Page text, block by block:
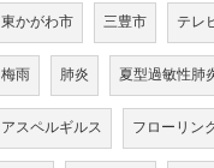
東かがわ市 三豊市 テレ
梅雨 肺炎 夏型過敏性肺
アスペルギルス フローリン